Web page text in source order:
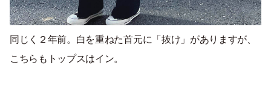
同じく２年前。白を重ねた首元に「抜け」がありますが、
こちらもトップスはイン。